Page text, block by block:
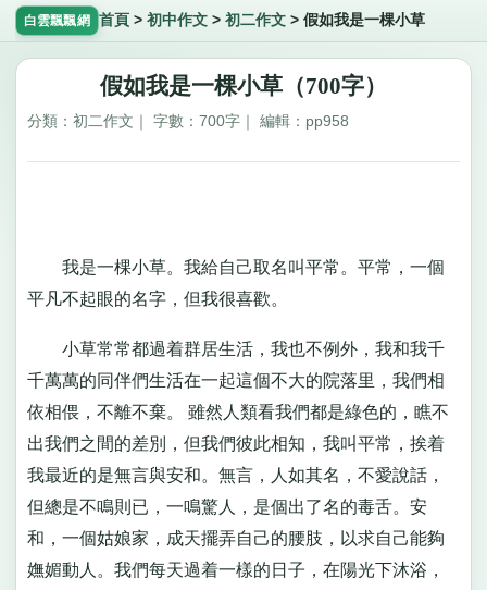
白雲飄飄網 首頁 > 初中作文> 初二作文> 假如我是一棵小草
假如我是一棵小草（700字）
分類：初二作文｜ 字數：700字｜ 編輯：pp958
我是一棵小草。我給自己取名叫平常。平常，一個
平凡不起眼的名字，但我很喜歡。
小草常常都過着群居生活，我也不例外，我和我千
千萬萬的同伴們生活在一起這個不大的院落里，我們相
依相偎，不離不棄。 雖然人類看我們都是綠色的，瞧不
出我們之間的差別，但我們彼此相知，我叫平常，挨着
我最近的是無言與安和。無言，人如其名，不愛說話，
但總是不鳴則已，一鳴驚人，是個出了名的毒舌。安
和，一個姑娘家，成天擺弄自己的腰肢，以求自己能夠
嫵媚動人。我們每天過着一樣的日子，在陽光下沐浴，